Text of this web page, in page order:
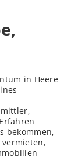
in Heere
bekommen,